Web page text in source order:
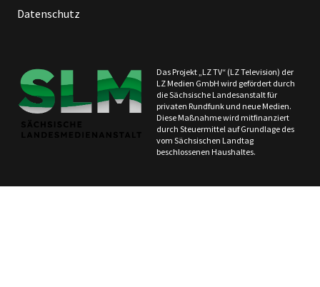
Datenschutz
Das Projekt „LZ TV“ (LZ Television) der
LZ Medien GmbH wird gefördert durch
die Sächsische Landesanstalt für
privaten Rundfunk und neue Medien.
Diese Maßnahme wird mitfinanziert
durch Steuermittel auf Grundlage des
vom Sächsischen Landtag
beschlossenen Haushaltes.